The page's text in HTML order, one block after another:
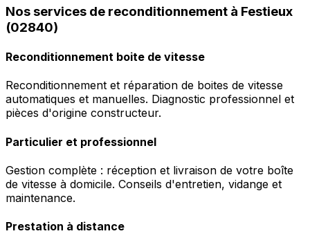
Nos services de reconditionnement à Festieux
(02840)
Reconditionnement boite de vitesse
Reconditionnement et réparation de boites de vitesse
automatiques et manuelles. Diagnostic professionnel et
pièces d'origine constructeur.
Particulier et professionnel
Gestion complète : réception et livraison de votre boîte
de vitesse à domicile. Conseils d'entretien, vidange et
maintenance.
Prestation à distance